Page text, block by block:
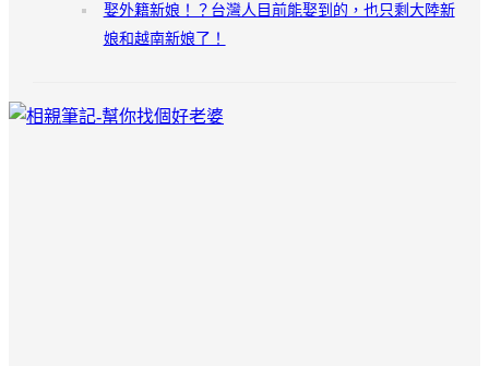
娶外籍新娘！？台灣人目前能娶到的，也只剩大陸新
娘和越南新娘了！